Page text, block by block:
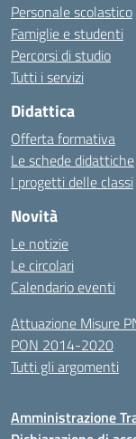
Personale scolastico
Famiglie e studenti
Percorsi di studio
Tutti i servizi
Didattica
Offerta formativa
Le schede didattiche
I progetti delle classi
Novità
Le notizie
Le circolari
Calendario eventi
Attuazione Misure
PON 2014-2020
Tutti gli argomenti
Amministrazione